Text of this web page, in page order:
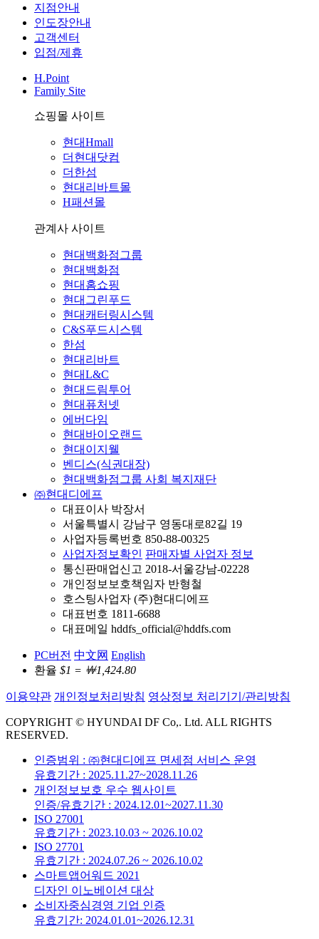
지점안내
인도장안내
고객센터
입점/제휴
H.Point
Family Site
쇼핑몰 사이트
현대Hmall
더현대닷컴
더한섬
현대리바트몰
H패션몰
관계사 사이트
현대백화점그룹
현대백화점
현대홈쇼핑
현대그린푸드
현대캐터링시스템
C&S푸드시스템
한섬
현대리바트
현대L&C
현대드림투어
현대퓨처넷
에버다임
현대바이오랜드
현대이지웰
벤디스(식권대장)
현대백화점그룹 사회 복지재단
㈜현대디에프
대표이사 박장서
서울특별시 강남구 영동대로82길 19
사업자등록번호 850-88-00325
사업자정보확인 판매자별 사업자 정보
통신판매업신고 2018-서울강남-02228
개인정보보호책임자 반형철
호스팅사업자 (주)현대디에프
대표번호 1811-6688
대표메일 hddfs_official@hddfs.com
PC버전 中文网 English
환율 $1 = ￦1,424.80
이용약관 개인정보처리방침 영상정보 처리기기/관리방침
COPYRIGHT © HYUNDAI DF Co,. Ltd. ALL RIGHTS
RESERVED.
인증범위 : ㈜현대디에프 면세점 서비스 운영
유효기간 : 2025.11.27~2028.11.26
개인정보보호 우수 웹사이트
인증/유효기간 : 2024.12.01~2027.11.30
ISO 27001
유효기간 : 2023.10.03 ~ 2026.10.02
ISO 27701
유효기간 : 2024.07.26 ~ 2026.10.02
스마트앱어워드 2021
디자인 이노베이션 대상
소비자중심경영 기업 인증
유효기간: 2024.01.01~2026.12.31